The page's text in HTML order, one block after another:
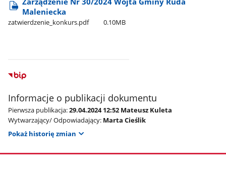
Maleniecka
zatwierdzenie​_konkurs.pdf 0.10MB
Informacje o publikacji dokumentu
Pierwsza publikacja:29.04.2024 12:52 Mateusz Kuleta
Wytwarzający/ Odpowiadający: Marta Cieślik
Pokaż historię zmian